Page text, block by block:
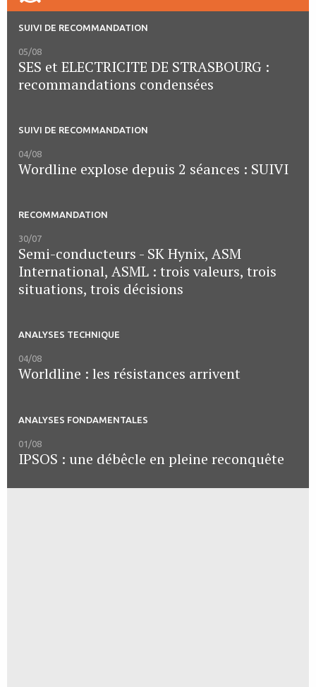
SUIVI DE RECOMMANDATION
05/08
SES et ELECTRICITE DE STRASBOURG :
recommandations condensées
SUIVI DE RECOMMANDATION
04/08
Wordline explose depuis 2 séances : SUIVI
RECOMMANDATION
30/07
Semi-conducteurs - SK Hynix, ASM
International, ASML : trois valeurs, trois
situations, trois décisions
ANALYSES TECHNIQUE
04/08
Worldline : les résistances arrivent
ANALYSES FONDAMENTALES
01/08
IPSOS : une débêcle en pleine reconquête